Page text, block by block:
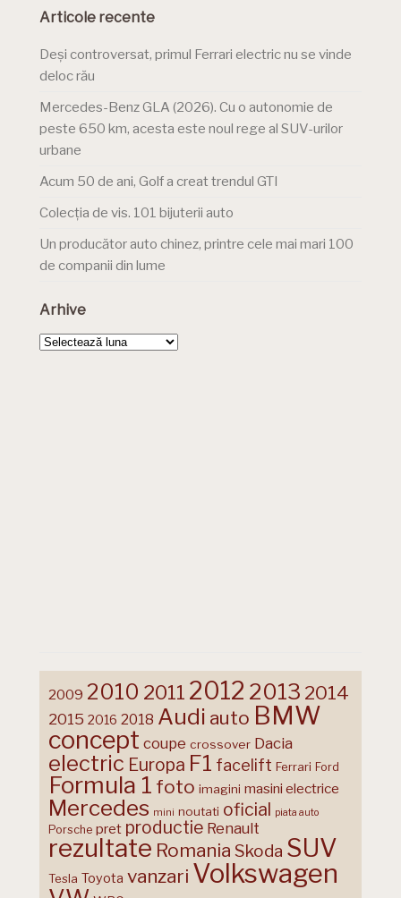
Articole recente
Deși controversat, primul Ferrari electric nu se vinde
deloc rău
Mercedes-Benz GLA (2026). Cu o autonomie de
peste 650 km, acesta este noul rege al SUV-urilor
urbane
Acum 50 de ani, Golf a creat trendul GTI
Colecția de vis. 101 bijuterii auto
Un producător auto chinez, printre cele mai mari 100
de companii din lume
Arhive
Arhive
2009 2010 2011 2012 2013 2014
2015 2016 2018 Audi auto BMW
concept coupe crossover Dacia
electric Europa F1 facelift Ferrari Ford
Formula 1 foto imagini masini electrice
Mercedes mini noutati oficial piata auto
Porsche pret productie Renault
rezultate Romania Skoda SUV
Tesla Toyota vanzari Volkswagen